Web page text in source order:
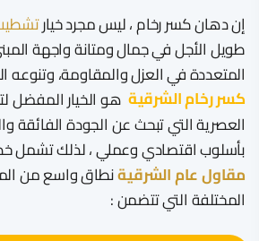
​إن دهان كسر رخام ، ليس مجرد خيار
طويل الأجل في جمال ومتانة واجهة
المتعددة في العزل والمقاومة، وتنوعه
كسر رخام الشرقية هو الخيار المفضل
العصرية التي تبحث عن الجودة الفائقة
بأسلوب اقتصادي وعملي ، لذلك تشمل
مقاول عام الشرقيةنطاق واسع من
المختلفة التي تتضمن :